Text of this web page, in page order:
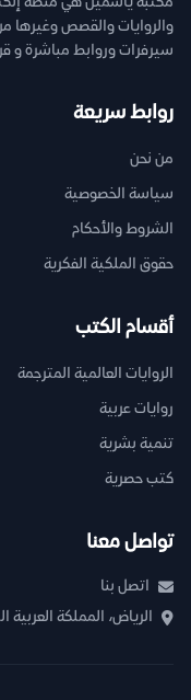
سيرفرات وروابط مباشرة و
روابط سريعة
من نحن
سياسة الخصوصية
الشروط والأحكام
حقوق الملكية الفكرية
أقسام الكتب
الروايات العالمية المترجمة
روايات عربية
تنمية بشرية
كتب حصرية
تواصل معنا
اتصل بنا
الرياض، المملكة العربية